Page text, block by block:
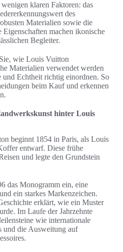
klaren Faktoren: das
des
Materialien sowie die
Eigenschaften machen ikonische
Begleiter.
wie Louis Vuitton
Materialien verwendet werden
Echtheit richtig einordnen. So
beim Kauf und erkennen
hinter Louis
beginnt 1854 in Paris, als Louis
entwarf. Diese frühe
und legte den Grundstein
das Monogramm ein, eine
ein starkes Markenzeichen.
erklärt, wie ein Muster
Im Laufe der Jahrzehnte
wie internationale
und die Ausweitung auf